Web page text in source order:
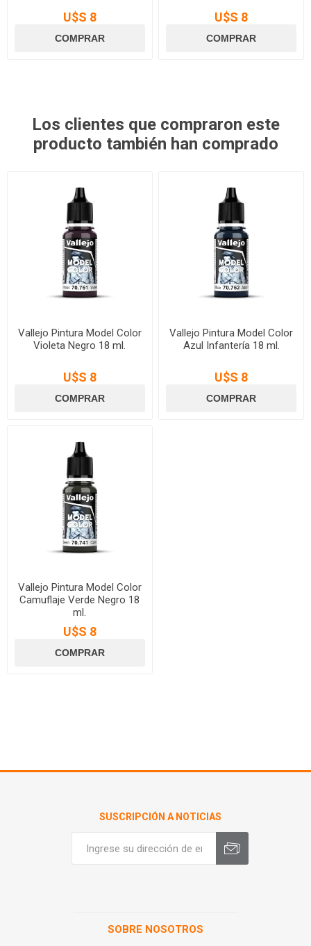
U$S 8 U$S 8
Los clientes que compraron este
producto también han comprado
Vallejo Pintura Model Color
Violeta Negro 18 ml.
U$S 8
Vallejo Pintura Model Color
Azul Infantería 18 ml.
U$S 8
Vallejo Pintura Model Color
Camuflaje Verde Negro 18
ml.
U$S 8
SUSCRIPCIÓN A NOTICIAS
SOBRE NOSOTROS